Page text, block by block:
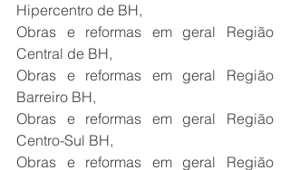
Hipercentro de BH,
Obras e reformas em geral Região
Central de BH,
Obras e reformas em geral Região
Barreiro BH,
Obras e reformas em geral Região
Centro-Sul BH,
Obras e reformas em geral Região